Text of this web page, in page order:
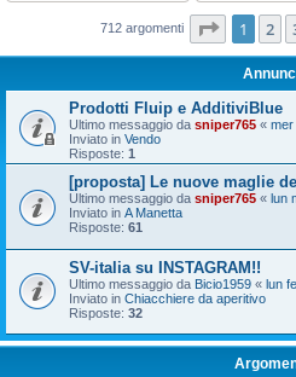
712 argomenti Pagina
1 2
Prodotti Fluip e AdditiviBlue
Ultimo messaggio da sniper765 « mer
Inviato in Vendo
Risposte: 1
[proposta] Le nuove maglie
Ultimo messaggio da sniper765 « lun
Inviato in A Manetta
Risposte: 61
SV-italia su INSTAGRAM!!
Ultimo messaggio da Bicio1959 « lun
Inviato in Chiacchiere da aperitivo
Risposte: 32